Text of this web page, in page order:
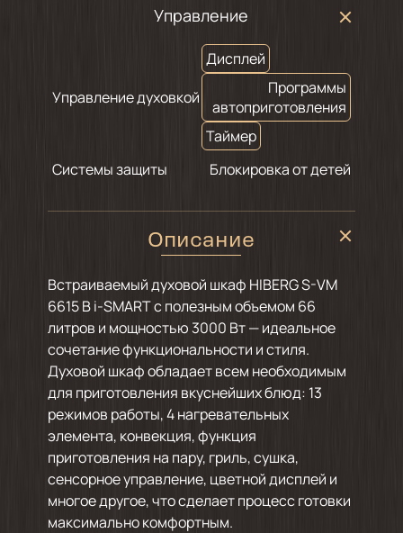
Управление
Управление духовкой
Дисплей
Программы
автоприготовления
Таймер
Системы защиты
Блокировка от детей
Описание
Встраиваемый духовой шкаф HIBERG S-VM
6615 B i-SMART с полезным объемом 66
литров и мощностью 3000 Вт — идеальное
сочетание функциональности и стиля.
Духовой шкаф обладает всем необходимым
для приготовления вкуснейших блюд: 13
режимов работы, 4 нагревательных
элемента, конвекция, функция
приготовления на пару, гриль, сушка,
сенсорное управление, цветной дисплей и
многое другое, что сделает процесс готовки
максимально комфортным.